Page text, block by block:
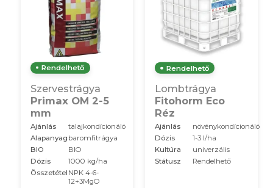
Rendelhető
Szervestrágya
Primax OM 2-5
mm
Ajánlás
talajkondícionáló
Alapanyag baromfitrágya
BIO
BIO
Dózis
1000 kg/ha
Összetétel NPK 4-6-
12+3MgO
Rendelhető
Lombtrágya
Fitohorm Eco
Réz
Ajánlás
növénykondícionáló
Dózis
1-3 l/ha
Kultúra
univerzális
Státusz
Rendelhető